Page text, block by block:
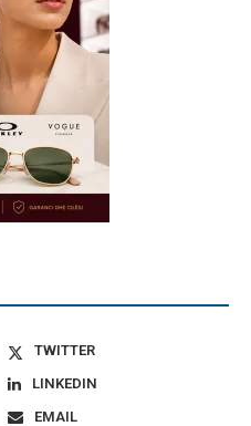
TWITTER
LINKEDIN
EMAIL